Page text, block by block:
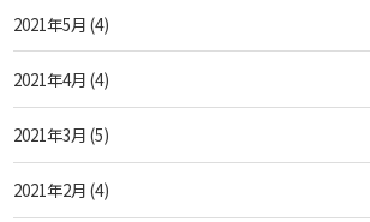
2021年5月 (4)
2021年4月 (4)
2021年3月 (5)
2021年2月 (4)